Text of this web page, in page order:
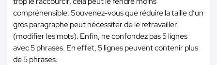
compréhensible. Souvenez-vous que réduire la taille d’un
gros paragraphe peut nécessiter de le retravailler
(modifier les mots). Enfin, ne confondez pas 5 lignes
avec 5 phrases. En effet, 5 lignes peuvent contenir plus
de 5 phrases.